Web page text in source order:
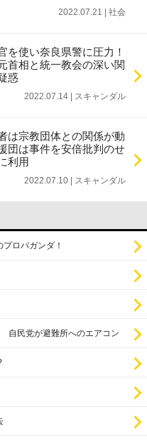
2022.07.21 | 社会
を使い奈良県警に圧力！
首相と統一教会の深い関
惑
2022.07.14 | スキャンダル
宗教団体との関係が動
団は事件を安倍批判のせ
利用
2022.07.10 | スキャンダル
ロパガンダ！
自民党が避難所へのエアコン